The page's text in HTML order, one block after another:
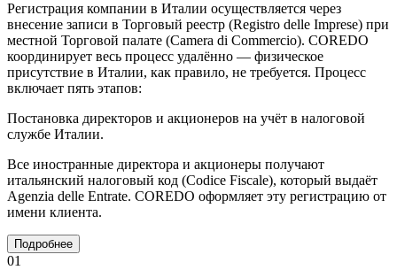
Регистрация компании в Италии осуществляется через
внесение записи в Торговый реестр (Registro delle Imprese) при
местной Торговой палате (Camera di Commercio). COREDO
координирует весь процесс удалённо — физическое
присутствие в Италии, как правило, не требуется. Процесс
включает пять этапов:
Постановка директоров и акционеров на учёт в налоговой
службе Италии.
Все иностранные директора и акционеры получают
итальянский налоговый код (Codice Fiscale), который выдаёт
Agenzia delle Entrate. COREDO оформляет эту регистрацию от
имени клиента.
Подробнее
01